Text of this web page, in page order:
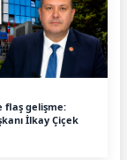
flaş gelişme:
İlkay Çiçek